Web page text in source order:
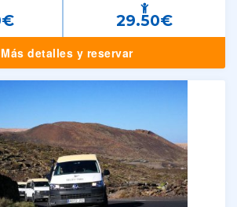
29.50€
Más detalles y reservar